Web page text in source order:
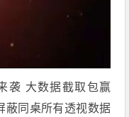
袭 大数据截取包赢
蔽同桌所有透视数据